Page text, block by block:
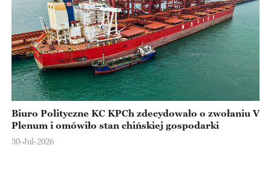
Biuro Polityczne KC KPCh zdecydowało o zwołaniu V
Plenum i omówiło stan chińskiej gospodarki
30-Jul-2026